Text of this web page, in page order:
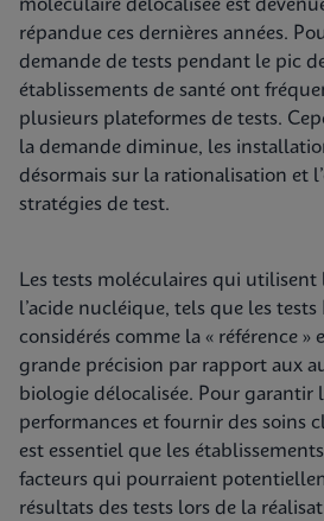
moléculaire délocalisée est
répandue ces dernières années.
demande de tests pendant le pic
établissements de santé ont
plusieurs plateformes de tests.
la demande diminue, les
désormais sur la rationalisation et
stratégies de test.
Les tests moléculaires qui utilisent
l’acide nucléique, tels que les tests
considérés comme la « référence »
grande précision par rapport aux
biologie délocalisée. Pour garantir
performances et fournir des soins
est essentiel que les
facteurs qui pourraient
résultats des tests lors de la